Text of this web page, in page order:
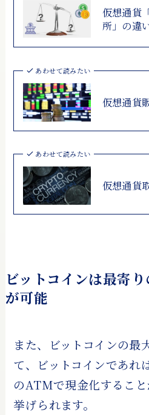
仮想通貨
所」の違
あわせて読みたい
仮想通貨
あわせて読みたい
仮想通貨
ビットコインは最寄
が可能
また、ビットコインの最
て、ビットコインであれ
のATMで現金化するこ
挙げられます。